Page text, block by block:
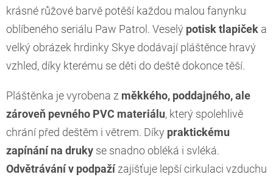
krásné růžové barvě potěší každou malou fanynku
oblíbeného seriálu Paw Patrol. Veselý potisk tlapiček a
velký obrázek hrdinky Skye dodávají pláštěnce hravý
vzhled, díky kterému se děti do deště dokonce těší.
Pláštěnka je vyrobena z měkkého, poddajného, ale
zároveň pevného PVC materiálu, který spolehlivě
chrání před deštěm i větrem. Díky praktickému
zapínání na druky se snadno obléká i svléká.
Odvětrávání v podpažízajišťuje lepší cirkulaci vzduchu